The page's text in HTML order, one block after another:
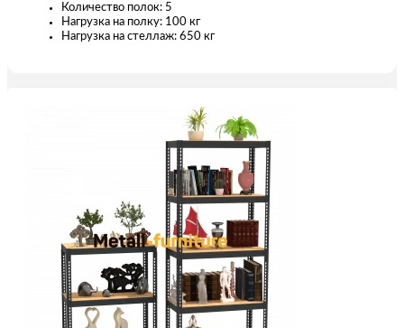
Количество полок: 5
Нагрузка на полку: 100 кг
Нагрузка на стеллаж: 650 кг